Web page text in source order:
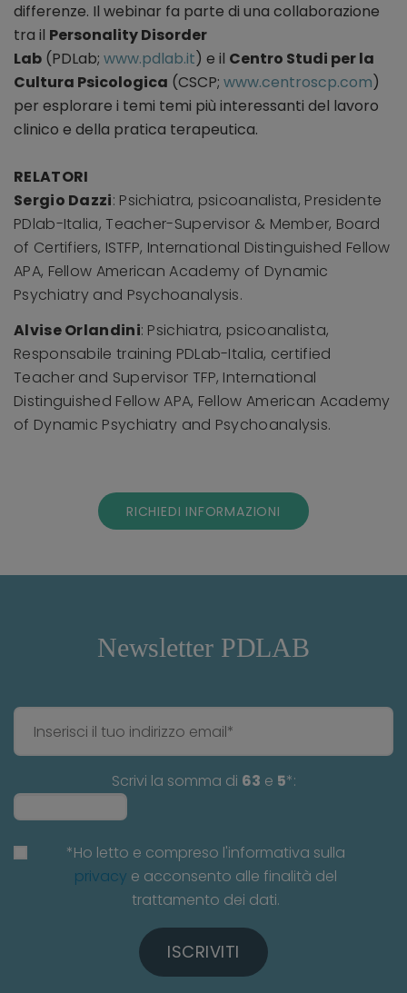
differenze. Il webinar fa parte di una collaborazione
tra il Personality Disorder
Lab (PDLab; www.pdlab.it) e il Centro Studi per la
Cultura Psicologica (CSCP; www.centroscp.com)
per esplorare i temi temi più interessanti del lavoro
clinico e della pratica terapeutica.
RELATORI
Sergio Dazzi: Psichiatra, psicoanalista, Presidente
PDlab-Italia, Teacher-Supervisor & Member, Board
of Certifiers, ISTFP, International Distinguished Fellow
APA, Fellow American Academy of Dynamic
Psychiatry and Psychoanalysis.
Alvise Orlandini: Psichiatra, psicoanalista,
Responsabile training PDLab-Italia, certified
Teacher and Supervisor TFP, International
Distinguished Fellow APA, Fellow American Academy
of Dynamic Psychiatry and Psychoanalysis.
RICHIEDI INFORMAZIONI
Newsletter PDLAB
Scrivi la somma di 63 e 5*:
*Ho letto e compreso l'informativa sulla
privacy e acconsento alle finalità del
trattamento dei dati.
ISCRIVITI